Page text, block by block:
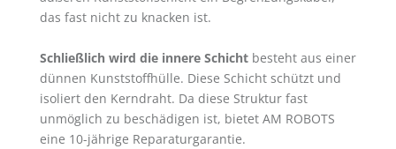
das fast nicht zu knacken ist.
Schließlich wird die innere Schichtbesteht aus einer
dünnen Kunststoffhülle. Diese Schicht schützt und
isoliert den Kerndraht. Da diese Struktur fast
unmöglich zu beschädigen ist, bietet AM ROBOTS
eine 10-jährige Reparaturgarantie.